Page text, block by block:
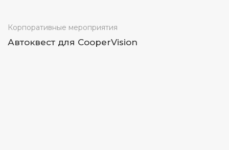
Корпоративные мероприятия
Автоквест для CooperVision